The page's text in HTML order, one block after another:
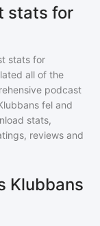
stats for
stats for
all of the
podcast
fel and
stats,
reviews and
Klubbans